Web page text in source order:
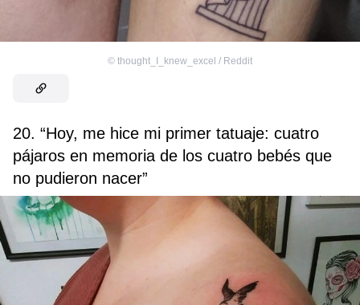
© thought_I_knew_excel / Reddit
20. “Hoy, me hice mi primer tatuaje: cuatro
pájaros en memoria de los cuatro bebés que
no pudieron nacer”